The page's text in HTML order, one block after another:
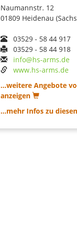
Naumannstr. 12
01809 Heidenau
03529 - 58 44 917
03529 - 58 44 918
info@hs-arms.de
www.hs-arms.de
...weitere Angebote
anzeigen
...mehr Infos zu